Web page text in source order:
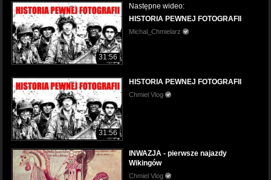
31:56
Następne wideo:
HISTORIA PEWNEJ FOTOGRAFII
Michal_Chmielarz
31:56
HISTORIA PEWNEJ FOTOGRAFII
Chmiel Vlog
INWAZJA - pierwsze najazdy
Wikingów
Chmiel Vlog